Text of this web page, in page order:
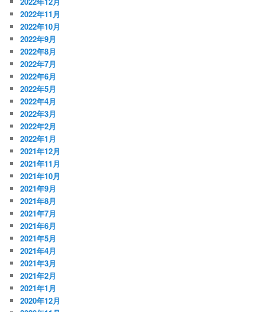
2022年11月
2022年10月
2022年9月
2022年8月
2022年7月
2022年6月
2022年5月
2022年4月
2022年3月
2022年2月
2022年1月
2021年12月
2021年11月
2021年10月
2021年9月
2021年8月
2021年7月
2021年6月
2021年5月
2021年4月
2021年3月
2021年2月
2021年1月
2020年12月